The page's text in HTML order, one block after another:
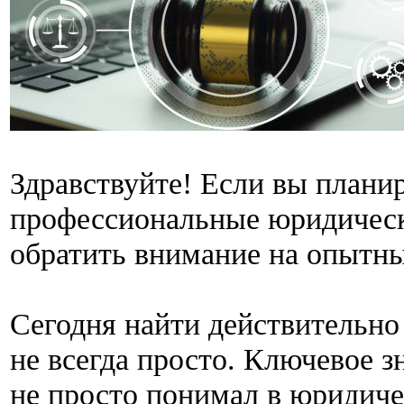
Здравствуйте! Если вы
профессиональные
обратить внимание на
Сегодня найти
не всегда просто. Ключевое
не просто понимал в